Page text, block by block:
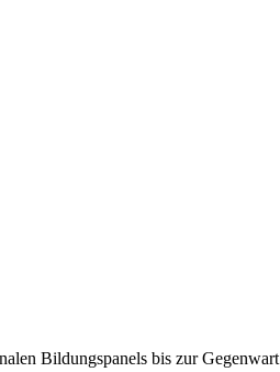
Bildungspanels bis zur Gegenwart